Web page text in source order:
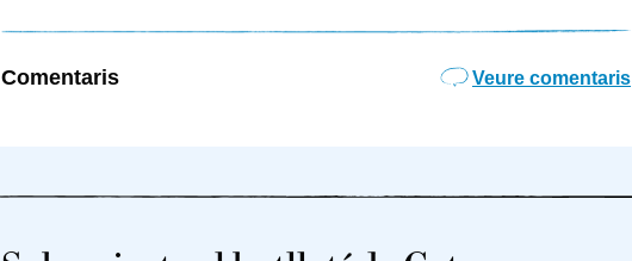
Comentaris Veure comentaris